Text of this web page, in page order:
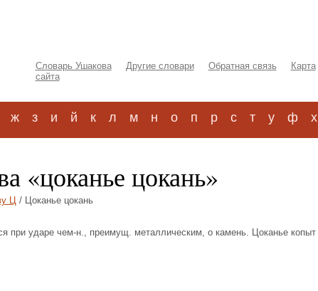
Словарь Ушакова Другие словари Обратная связь
Карта
сайта
ж з и й к л м н о п р с т у ф х
«цоканье цокань»
Ц/ Цоканье цокань
при ударе чем-н., преимущ. металлическим, о камень. Цоканье копыт